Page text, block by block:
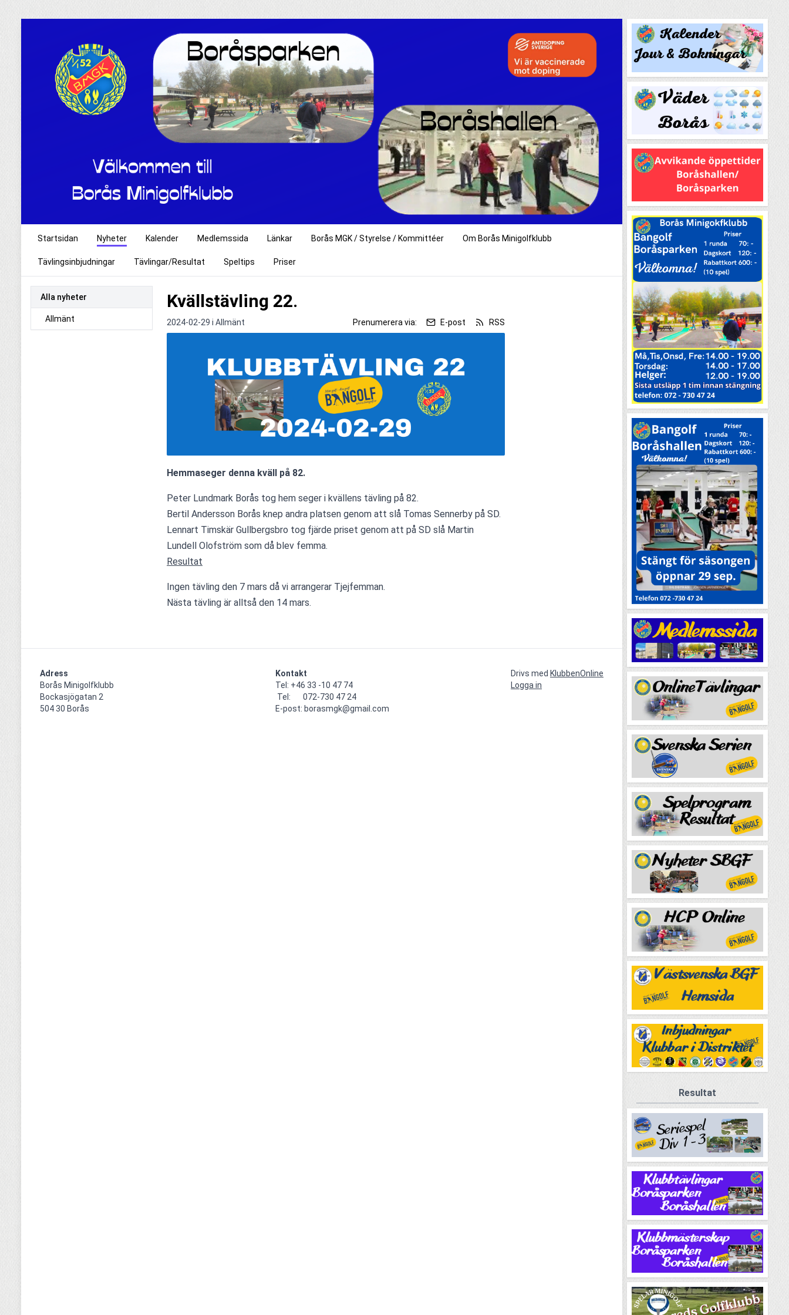
Startsidan Nyheter Kalender Medlemssida Länkar Borås MGK / Styrelse / Kommittéer Om Borås Minigolfklubb
Tävlingsinbjudningar Tävlingar/Resultat Speltips Priser
Alla nyheter
Allmänt
Kvällstävling 22.
2024-02-29 i Allmänt Prenumerera via: E-post RSS
Hemmaseger denna kväll på 82.
Peter Lundmark Borås tog hem seger i kvällens tävling på 82.
Bertil Andersson Borås knep andra platsen genom att slå Tomas Sennerby på SD.
Lennart Timskär Gullbergsbro tog fjärde priset genom att på SD slå Martin
Lundell Olofström som då blev femma.
Resultat
Ingen tävling den 7 mars då vi arrangerar Tjejfemman.
Nästa tävling är alltså den 14 mars.
Adress
Borås Minigolfklubb
Bockasjögatan 2
504 30 Borås
Kontakt
Tel: +46 33 -10 47 74
E-post: borasmgk@gmail.com
Drivs med KlubbenOnline
Logga in
Resultat